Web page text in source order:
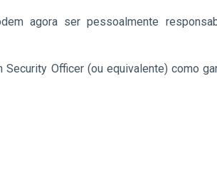
agora ser pessoalmente
Officer (ou equivalente) como